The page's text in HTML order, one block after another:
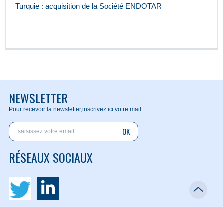
Turquie : acquisition de la Société ENDOTAR
NEWSLETTER
Pour recevoir la newsletter,inscrivez ici votre mail:
OK
RÉSEAUX SOCIAUX